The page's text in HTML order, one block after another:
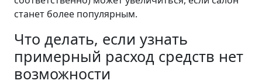
станет более популярным.
Что делать, если узнать
примерный расход средств нет
возможности